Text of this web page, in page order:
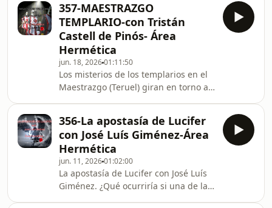
extraterrestre. Responderían a una
tecnología humana altamente
desarrollada desde hace más de 80
años, camuflada deliberadamente
bajo la hipótesis ET para ocultar su
origen, su coste y su capacidad
estratégica real. ¿Por qué esta
hipótesis es más parsimoniosa que la
extraterrestre?¿Cuá
357-MAESTRAZGO
TEMPLARIO-con Tristán
Castell de Pinós- Área
Hermética
jun. 18, 202601:11:50
Los misterios de los templarios en el
Maestrazgo (Teruel) giran en torno a
reliquias y la conexión de sus
enclaves con el esoterismo y la
geografía sagrada. En este episodio
viajamos a los lugares de poder y
mágicos que dejaron marcada esta
comarca. Lugares como iglesia
templaria de Bordón, Cantavieja,
356-La apostasía de Lucifer
con José Luís Giménez-Área
Hermética
jun. 11, 202601:02:00
La apostasía de Lucifer con José Luís
Giménez. ¿Qué ocurriría si una de las